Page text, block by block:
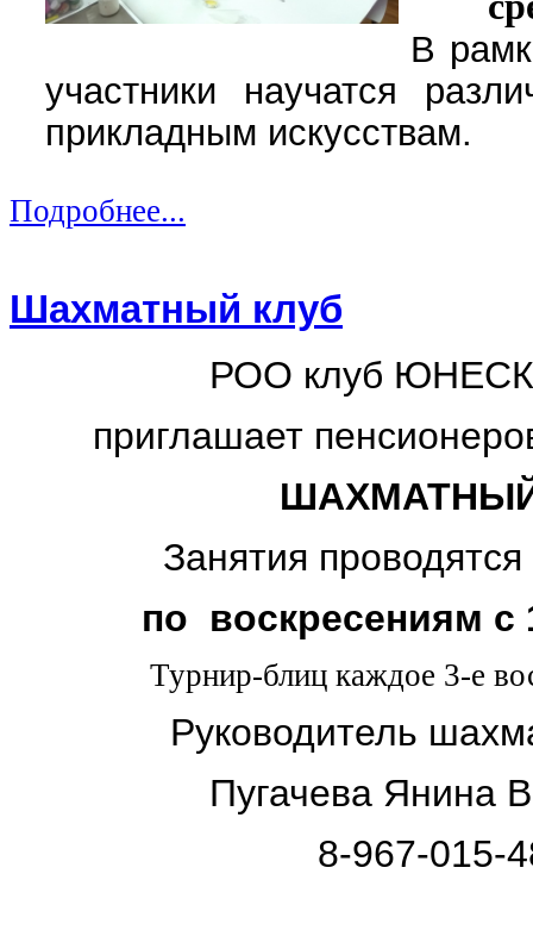
В
участники научатся
прикладным искусствам.
Подробнее...
Шахматный клуб
РОО клуб
приглашает
Занятия
по воскресениям с
Турнир-блиц каждое 3-е
Руководитель
Пугачева Янина
8-967-015-